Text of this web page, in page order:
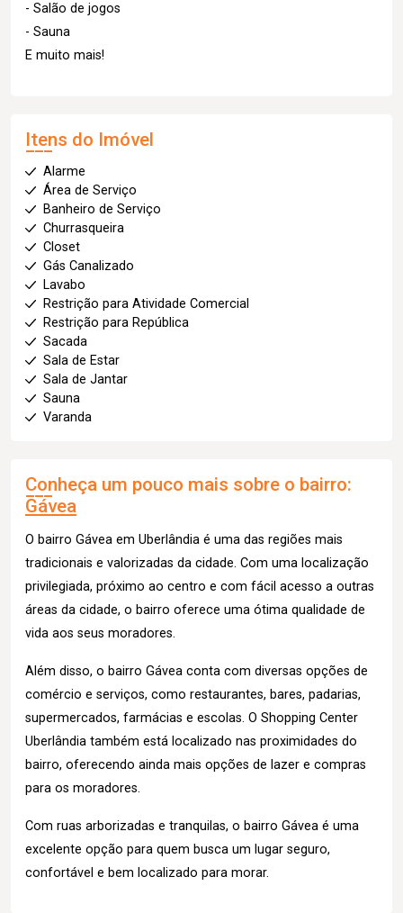
- Salão de jogos
- Sauna
E muito mais!
Itens do Imóvel
Alarme
Área de Serviço
Banheiro de Serviço
Churrasqueira
Closet
Gás Canalizado
Lavabo
Restrição para Atividade Comercial
Restrição para República
Sacada
Sala de Estar
Sala de Jantar
Sauna
Varanda
Conheça um pouco mais sobre o bairro:
Gávea
O bairro Gávea em Uberlândia é uma das regiões mais
tradicionais e valorizadas da cidade. Com uma localização
privilegiada, próximo ao centro e com fácil acesso a outras
áreas da cidade, o bairro oferece uma ótima qualidade de
vida aos seus moradores.
Além disso, o bairro Gávea conta com diversas opções de
comércio e serviços, como restaurantes, bares, padarias,
supermercados, farmácias e escolas. O Shopping Center
Uberlândia também está localizado nas proximidades do
bairro, oferecendo ainda mais opções de lazer e compras
para os moradores.
Com ruas arborizadas e tranquilas, o bairro Gávea é uma
excelente opção para quem busca um lugar seguro,
confortável e bem localizado para morar.